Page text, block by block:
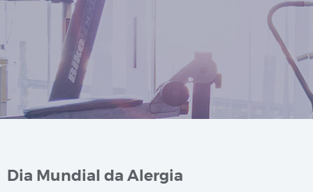
Dia Mundial da Alergia